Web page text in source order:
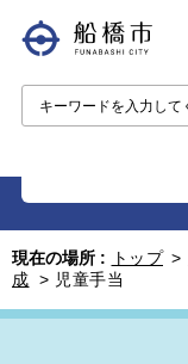
現在の場所 : トップ >
成 > 児童手当